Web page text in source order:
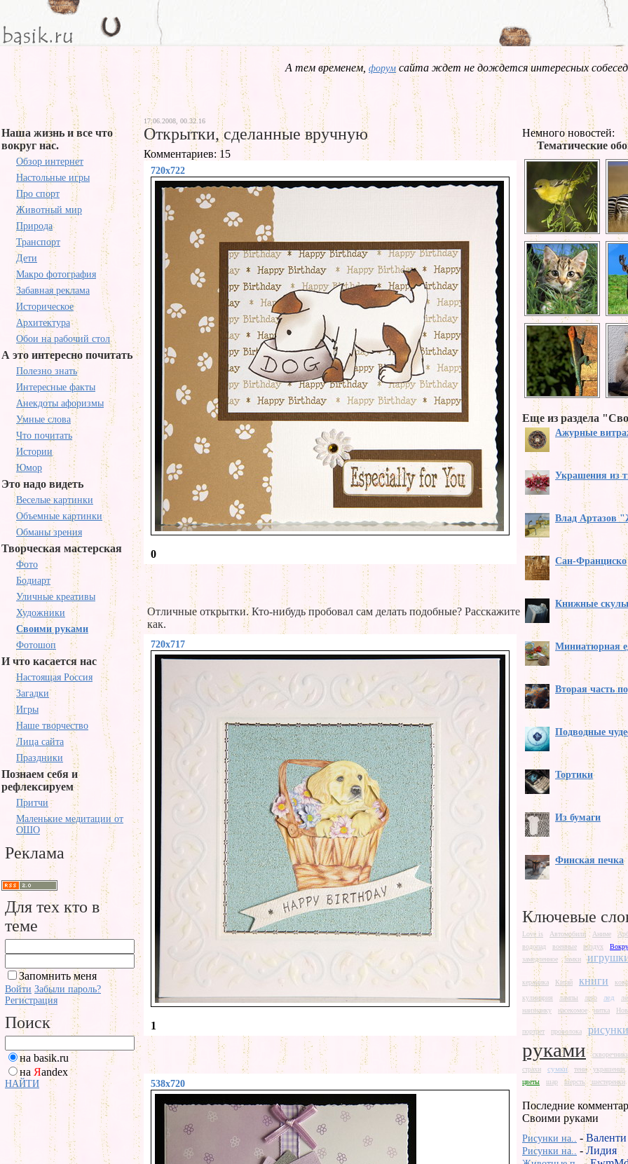
А тем временем, форум сайта ждет не дождется интересных
Наша жизнь и все что
вокруг нас.
Обзор интернет
Настольные игры
Про спорт
Животный мир
Природа
Транспорт
Дети
Макро фотография
Забавная реклама
Историческое
Архитектура
Обои на рабочий стол
А это интересно почитать
Полезно знать
Интересные факты
Анекдоты афоризмы
Умные слова
Что почитать
Истории
Юмор
Это надо видеть
Веселые картинки
Объемные картинки
Обманы зрения
Творческая мастерская
Фото
Бодиарт
Уличные креативы
Художники
Своими руками
Фотошоп
И что касается нас
Настоящая Россия
Загадки
Игры
Наше творчество
Лица сайта
Праздники
Познаем себя и
рефлексируем
Притчи
Маленькие медитации от
ОШО
Реклама
Для тех кто в
теме
Запомнить меня
Войти Забыли пароль?
Регистрация
Поиск
на basik.ru
на Яandex
НАЙТИ
17.06.2008, 00.32.16
Открытки, сделанные вручную
Комментариев: 15
720x722
0
Отличные открытки. Кто-нибудь пробовал сам делать подобные? Расскажите
как.
720x717
1
538x720
Немного новостей:
Тематические
Еще из раздела
Ажурные
Украшения из
Влад Артазов
Сан-Франциско
Книжные
Миниатюрная
Вторая часть
Подводные
Тортики
Из бумаги
Финская печка
Ключевые
Love is Автомобили Аниме
водопад
военные воздух
замедленное
замки
керамика Китай книги
кулинария
лампы лего лед
наизнанку
насекомое нитка
портрет проволока рисунки
руками
страхи
сумки тени
украшения
цветы
шар шерсть шестеренки
Последние
Своими руками
Рисунки на.. -Валенти
Рисунки на.. -Лидия